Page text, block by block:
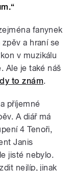
fanynek
a hraní se
v muzikálu
Ale je také náš
to znám.
příjemné
A diář má
4 Tenoři,
Janis
jisté nebylo.
nejlíp, jinak